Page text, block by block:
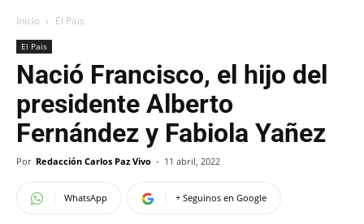
Inicio El Pais
El Pais
Nació Francisco, el hijo del
presidente Alberto
Fernández y Fabiola Yañez
Por Redacción Carlos Paz Vivo - 11 abril, 2022
WhatsApp + Seguinos en Google